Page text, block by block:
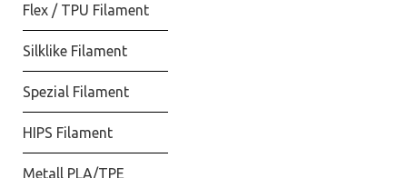
Flex / TPU Filament
Silklike Filament
Spezial Filament
HIPS Filament
Metall PLA/TPE